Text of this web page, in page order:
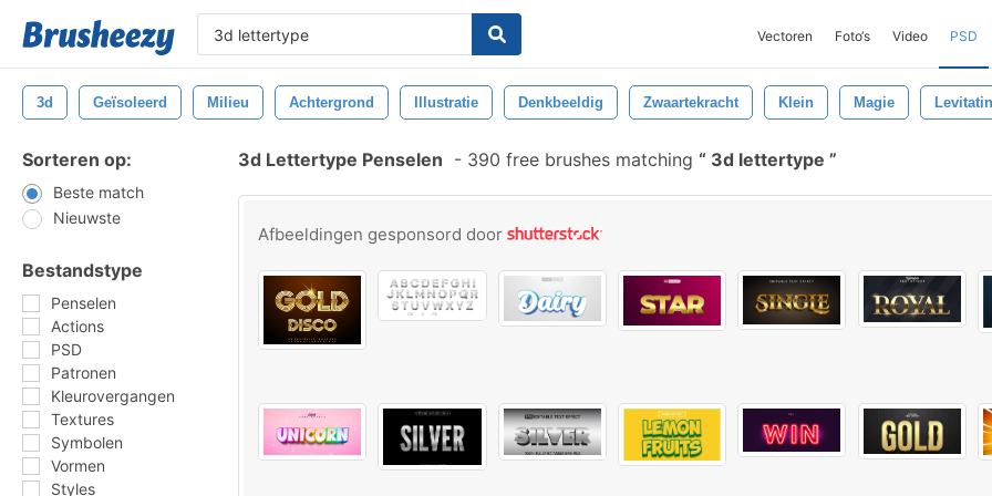
Vectoren Foto‘s Video PSD
3d Geïsoleerd Milieu Achtergrond Illustratie Denkbeeldig Zwaartekracht Klein Magie
Sorteren op:
Beste match
Nieuwste
Bestandstype
Penselen
Actions
PSD
Patronen
Kleurovergangen
Textures
Symbolen
Vormen
Styles
3d Lettertype Penselen - 390 free brushes matching 3d lettertype
Afbeeldingen gesponsord door